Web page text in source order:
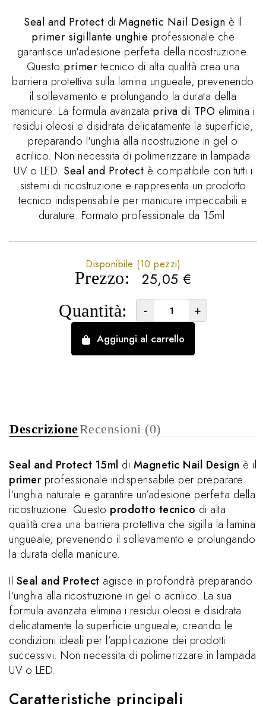
Seal and Protect diMagnetic Nail Design è il
primer sigillante unghie professionale che
garantisce un'adesione perfetta della ricostruzione.
Questo primertecnico di alta qualità crea una
barriera protettiva sulla lamina ungueale, prevenendo
il sollevamento e prolungando la durata della
manicure. La formula avanzata priva di TPO elimina i
residui oleosi e disidrata delicatamente la superficie,
preparando l'unghia alla ricostruzione in gel o
acrilico. Non necessita di polimerizzare in lampada
UV o LED. Seal and Protect è compatibile con tutti i
sistemi di ricostruzione e rappresenta un prodotto
tecnico indispensabile per manicure impeccabili e
durature. Formato professionale da 15ml.
Prezzo: 25,05 €
Disponibile (10 pezzi)
Quantità: - +
Aggiungi al carrello
DescrizioneRecensioni (0)
Seal and Protect 15ml di Magnetic Nail Design è il
primerprofessionale indispensabile per preparare
l’unghia naturale e garantire un’adesione perfetta della
ricostruzione. Questo prodotto tecnico di alta
qualità crea una barriera protettiva che sigilla la lamina
ungueale, prevenendo il sollevamento e prolungando
la durata della manicure.
Il Seal and Protect agisce in profondità preparando
l’unghia alla ricostruzione in gel o acrilico. La sua
formula avanzata elimina i residui oleosi e disidrata
delicatamente la superficie ungueale, creando le
condizioni ideali per l’applicazione dei prodotti
successivi. Non necessita di polimerizzare in lampada
UV o LED.
Caratteristiche principali